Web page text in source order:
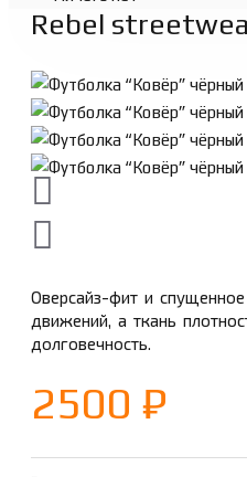
Rebel
Оверсайз-фит и
движений, а ткань
долговечность.
2500 ₽